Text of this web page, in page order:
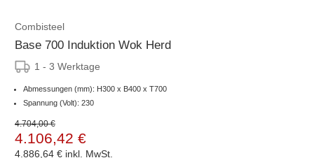
Combisteel
Base 700 Induktion Wok Herd
1 - 3 Werktage
Abmessungen (mm): H300 x B400 x T700
Spannung (Volt): 230
4.704,00 €
4.106,42 €
4.886,64 € inkl. MwSt.